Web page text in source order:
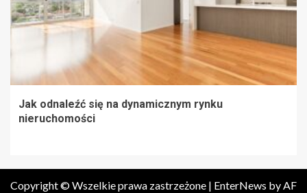
Jak odnaleźć się na dynamicznym rynku
nieruchomości
Copyright © Wszelkie prawa zastrzeżone | EnterNews by AF